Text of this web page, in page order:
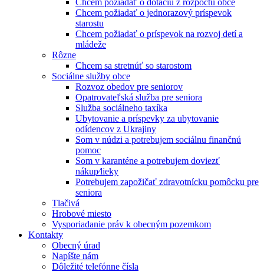
Chcem požiadať o dotáciu z rozpočtu obce
Chcem požiadať o jednorazový príspevok
starostu
Chcem požiadať o príspevok na rozvoj detí a
mládeže
Rôzne
Chcem sa stretnúť so starostom
Sociálne služby obce
Rozvoz obedov pre seniorov
Opatrovateľská služba pre seniora
Služba sociálneho taxíka
Ubytovanie a príspevky za ubytovanie
odídencov z Ukrajiny
Som v núdzi a potrebujem sociálnu finančnú
pomoc
Som v karanténe a potrebujem doviezť
nákup⁄lieky
Potrebujem zapožičať zdravotnícku pomôcku pre
seniora
Tlačivá
Hrobové miesto
Vysporiadanie práv k obecným pozemkom
Kontakty
Obecný úrad
Napíšte nám
Dôležité telefónne čísla